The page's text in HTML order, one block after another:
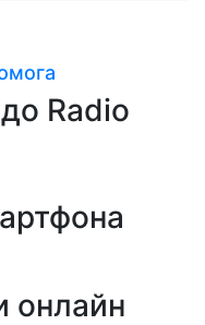
Radio
онлайн